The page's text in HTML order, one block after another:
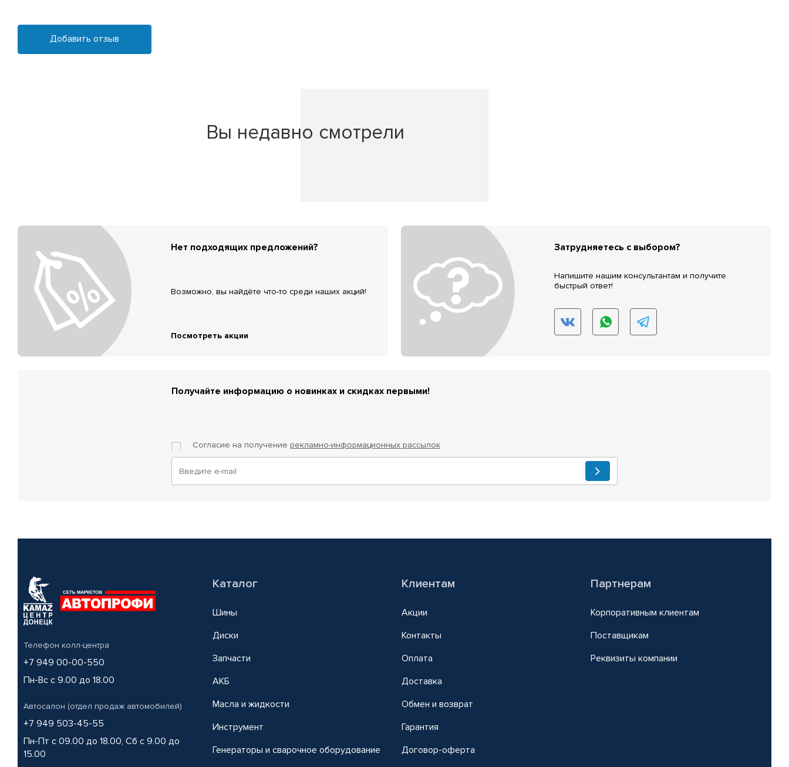
Добавить отзыв
Вы недавно смотрели
Нет подходящих предложений?
Возможно, вы найдёте что-то среди наших акций!
Посмотреть акции
Затрудняетесь с выбором?
Напишите нашим консультантам и получите
быстрый ответ!
Получайте информацию о новинках и скидках первыми!
Согласие на получение рекламно-информационных рассылок
Телефон колл-центра
+7 949 00-00-550
Пн-Вс с 9.00 до 18.00
Автосалон (отдел продаж автомобилей)
+7 949 503-45-55
Пн-Пт с 09.00 до 18.00, Сб с 9.00 до
15.00
Каталог
Шины
Диски
Запчасти
АКБ
Масла и жидкости
Инструмент
Генераторы и сварочное оборудование
Клиентам
Акции
Контакты
Оплата
Доставка
Обмен и возврат
Гарантия
Договор-оферта
Партнерам
Корпоративным клиентам
Поставщикам
Реквизиты компании